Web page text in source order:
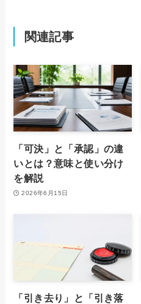
関連記事
「可決」と「承認」の違
いとは？意味と使い分け
を解説
2026年6月15日
「引き去り」と「引き落